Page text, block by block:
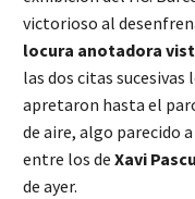
victorioso al
locura anotadora
las dos citas sucesivas
apretaron hasta el
de aire, algo parecido
entre los de Xavi
de ayer.